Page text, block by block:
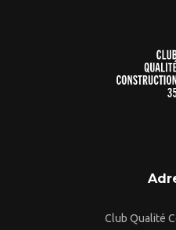
Club Qualité